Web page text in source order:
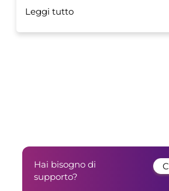
Leggi tutto
Hai bisogno di
supporto?